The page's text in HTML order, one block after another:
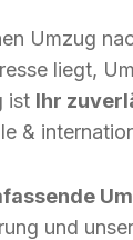
Umzug
liegt,
ist Ihr
&
und